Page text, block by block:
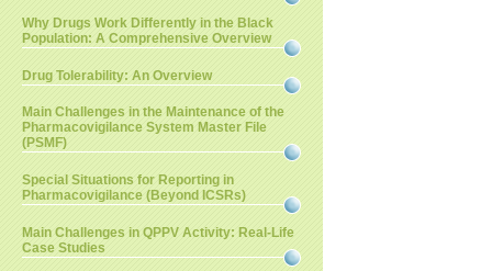
Why Drugs Work Differently in the Black
Population: A Comprehensive Overview
Drug Tolerability: An Overview
Main Challenges in the Maintenance of the
Pharmacovigilance System Master File
(PSMF)
Special Situations for Reporting in
Pharmacovigilance (Beyond ICSRs)
Main Challenges in QPPV Activity: Real-Life
Case Studies